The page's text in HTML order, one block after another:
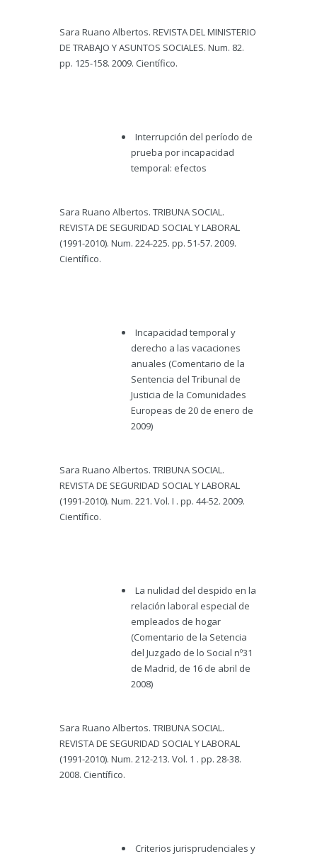
Sara Ruano Albertos. REVISTA DEL MINISTERIO
DE TRABAJO Y ASUNTOS SOCIALES. Num. 82.
pp. 125-158. 2009. Científico.
Interrupción del período de
prueba por incapacidad
temporal: efectos
Sara Ruano Albertos. TRIBUNA SOCIAL.
REVISTA DE SEGURIDAD SOCIAL Y LABORAL
(1991-2010). Num. 224-225. pp. 51-57. 2009.
Científico.
Incapacidad temporal y
derecho a las vacaciones
anuales (Comentario de la
Sentencia del Tribunal de
Justicia de la Comunidades
Europeas de 20 de enero de
2009)
Sara Ruano Albertos. TRIBUNA SOCIAL.
REVISTA DE SEGURIDAD SOCIAL Y LABORAL
(1991-2010). Num. 221. Vol. I . pp. 44-52. 2009.
Científico.
La nulidad del despido en la
relación laboral especial de
empleados de hogar
(Comentario de la Setencia
del Juzgado de lo Social nº31
de Madrid, de 16 de abril de
2008)
Sara Ruano Albertos. TRIBUNA SOCIAL.
REVISTA DE SEGURIDAD SOCIAL Y LABORAL
(1991-2010). Num. 212-213. Vol. 1 . pp. 28-38.
2008. Científico.
Criterios jurisprudenciales y